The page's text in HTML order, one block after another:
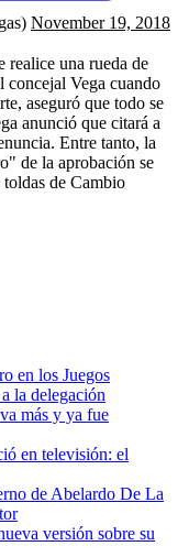
November 19, 2018
realice una rueda de
concejal Vega cuando
aseguró que todo se
anunció que citará a
Entre tanto, la
de la aprobación se
de Cambio
en los Juegos
la delegación
más y ya fue
en televisión: el
de Abelardo De La
versión sobre su